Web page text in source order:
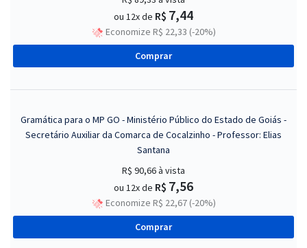
ou 12x de R$ 7,44
Economize R$ 22,33 (-20%)
Comprar
Gramática para o MP GO - Ministério Público do Estado de Goiás -
Secretário Auxiliar da Comarca de Cocalzinho - Professor: Elias
Santana
R$ 90,66à vista
ou 12x de R$ 7,56
Economize R$ 22,67 (-20%)
Comprar